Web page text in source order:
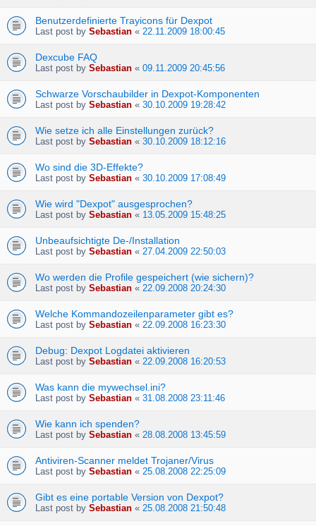
Benutzerdefinierte Trayicons für Dexpot
Last post by Sebastian « 22.11.2009 18:00:45
Dexcube FAQ
Last post by Sebastian « 09.11.2009 20:45:56
Schwarze Vorschaubilder in Dexpot-Komponenten
Last post by Sebastian « 30.10.2009 19:28:42
Wie setze ich alle Einstellungen zurück?
Last post by Sebastian « 30.10.2009 18:12:16
Wo sind die 3D-Effekte?
Last post by Sebastian « 30.10.2009 17:08:49
Wie wird "Dexpot" ausgesprochen?
Last post by Sebastian « 13.05.2009 15:48:25
Unbeaufsichtigte De-/Installation
Last post by Sebastian « 27.04.2009 22:50:03
Wo werden die Profile gespeichert (wie sichern)?
Last post by Sebastian « 22.09.2008 20:24:30
Welche Kommandozeilenparameter gibt es?
Last post by Sebastian « 22.09.2008 16:23:30
Debug: Dexpot Logdatei aktivieren
Last post by Sebastian « 22.09.2008 16:20:53
Was kann die mywechsel.ini?
Last post by Sebastian « 31.08.2008 23:11:46
Wie kann ich spenden?
Last post by Sebastian « 28.08.2008 13:45:59
Antiviren-Scanner meldet Trojaner/Virus
Last post by Sebastian « 25.08.2008 22:25:09
Gibt es eine portable Version von Dexpot?
Last post by Sebastian « 25.08.2008 21:50:48